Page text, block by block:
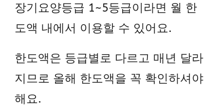
장기요양등급 1~5등급이라면 월 한
도액 내에서 이용할 수 있어요.
한도액은 등급별로 다르고 매년 달라
지므로 올해 한도액을 꼭 확인하셔야
해요.